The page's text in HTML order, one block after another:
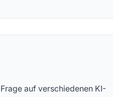
auf verschiedenen KI-